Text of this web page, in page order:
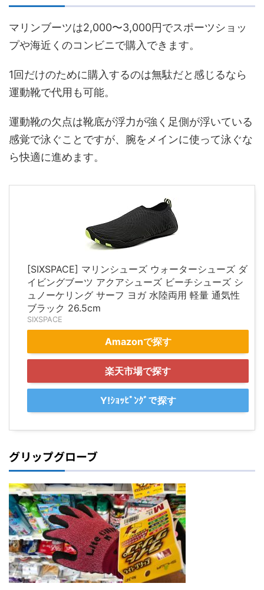
マリンブーツは2,000〜3,000円でスポーツショッ
プや海近くのコンビニで購入できます。
1回だけのために購入するのは無駄だと感じるなら
運動靴で代用も可能。
運動靴の欠点は靴底が浮力が強く足側が浮いている
感覚で泳ぐことですが、腕をメインに使って泳ぐな
ら快適に進めます。
[SIXSPACE] マリンシューズ ウォーターシューズ ダ
イビングブーツ アクアシューズ ビーチシューズ シ
ュノーケリング サーフ ヨガ 水陸両用 軽量 通気性
ブラック 26.5cm
SIXSPACE
Amazonで探す
楽天市場で探す
Y!ｼｮｯﾋﾟﾝｸﾞで探す
グリップグローブ